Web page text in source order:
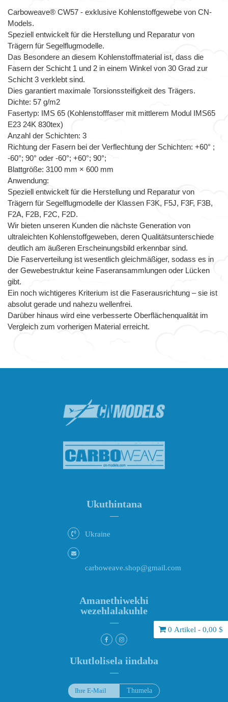
0 Artikel - 0,00 $
Carboweave® CW57 - exklusive Kohlenstoffgewebe von CN-
Models.
Speziell entwickelt für die Herstellung und Reparatur von
Trägern für Segelflugmodelle.
Das Besondere an diesem Kohlenstoffmaterial ist, dass die
Fasern der Schicht 1 und 2 in einem Winkel von 30 Grad zur
Schicht 3 verklebt sind.
Dies garantiert maximale Torsionssteifigkeit des Trägers.
Dichte: 57 g/m2
Fasertyp: IMS 65 (Kohlenstofffaser mit mittlerem Modul IMS65
E23 24K 830tex)
Anzahl der Schichten: 3
Richtung der Fasern bei der Verflechtung der Schichten: +60° ;
-60°; 90° oder -60°; +60°; 90°;
Blattgröße: 3100 mm × 600 mm
Anwendung:
Speziell entwickelt für die Herstellung und Reparatur von
Trägern für Segelflugmodelle der Klassen F3K, F5J, F3F, F3B,
F2A, F2B, F2C, F2D.
Wir bieten unseren Kunden die nächste Generation von
ultraleichten Kohlenstoffgeweben, deren Qualitätsunterschiede
deutlich am äußeren Erscheinungsbild erkennbar sind.
Die Faserverteilung ist wesentlich gleichmäßiger, sodass es in
der Gewebestruktur keine Faseransammlungen oder Lücken
gibt.
Ein noch wichtigeres Kriterium ist die Faserausrichtung – sie ist
absolut gerade und nahezu wellenfrei.
Darüber hinaus wird eine verbesserte Oberflächenqualität im
Vergleich zum vorherigen Material erreicht.
Ukuthintana
Ukraine
carboweave.shop@gmail.com
Amanethiwekhi
wezehlalakuhle
Ukutlolisela iindaba